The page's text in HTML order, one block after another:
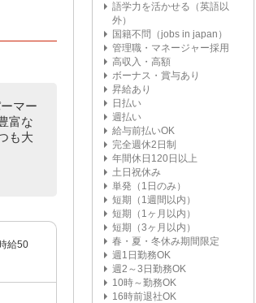
マー
富な
も大
給50
語学力を活かせる（英語以
外）
国籍不問（jobs in japan）
管理職・マネージャー採用
高収入・高額
ボーナス・賞与あり
昇給あり
日払い
週払い
給与前払いOK
完全週休2日制
年間休日120日以上
土日祝休み
単発（1日のみ）
短期（1週間以内）
短期（1ヶ月以内）
短期（3ヶ月以内）
春・夏・冬休み期間限定
週1日勤務OK
週2～3日勤務OK
10時～勤務OK
16時前退社OK